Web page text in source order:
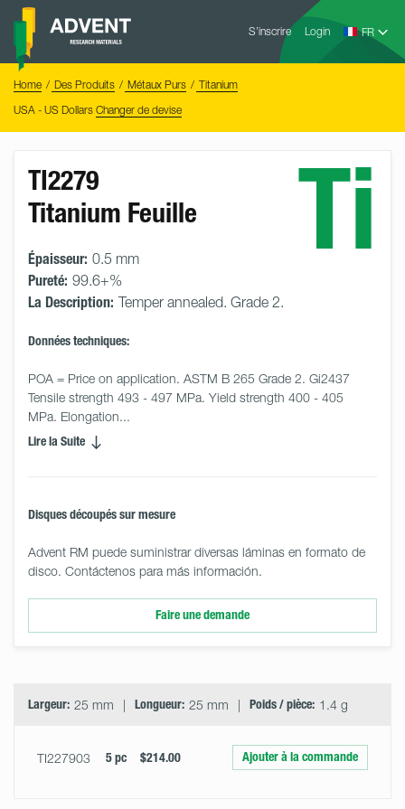
Skip
content
S’inscrire Login
Advent
Home Des Produits Métaux Purs
Titanium
USA - US Dollars Changer de devise
Ti
TI2279
Titanium Feuille
Épaisseur: 0.5 mm
Pureté: 99.6+%
La Description: Temper annealed. Grade 2.
Données techniques:
POA = Price on application. ASTM B 265 Grade 2. Gi2437
Tensile strength 493 - 497 MPa. Yield strength 400 - 405
MPa. Elongation...
Lire la Suite
Disques découpés sur mesure
Advent RM puede suministrar diversas láminas en formato de
disco. Contáctenos para más información.
Faire une demande
Largeur: 25 mm Longueur: 25 mm Poids / pièce: 1.4 g
TI227903 5 pc $214.00 Ajouter à la commande